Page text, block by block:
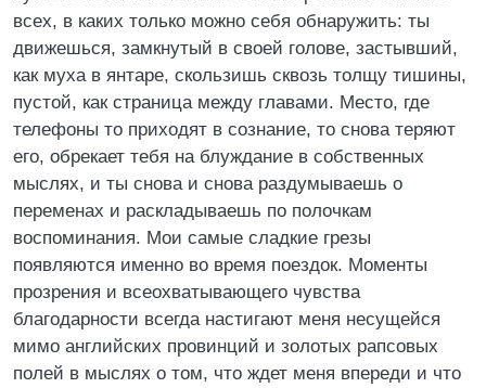
всех, в каких только можно себя обнаружить: ты
движешься, замкнутый в своей голове, застывший,
как муха в янтаре, скользишь сквозь толщу тишины,
пустой, как страница между главами. Место, где
телефоны то приходят в сознание, то снова теряют
его, обрекает тебя на блуждание в собственных
мыслях, и ты снова и снова раздумываешь о
переменах и раскладываешь по полочкам
воспоминания. Мои самые сладкие грезы
появляются именно во время поездок. Моменты
прозрения и всеохватывающего чувства
благодарности всегда настигают меня несущейся
мимо английских провинций и золотых рапсовых
полей в мыслях о том, что ждет меня впереди и что